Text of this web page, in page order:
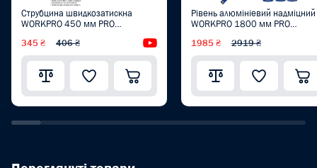
Струбцина швидкозатискна
WORKPRO 450 мм PRO
345 ₴ 406 ₴ Відеоогляд
Рівень алюмініевий надміцний
WORKPRO 1800 мм PRO
1985 ₴ 2919 ₴